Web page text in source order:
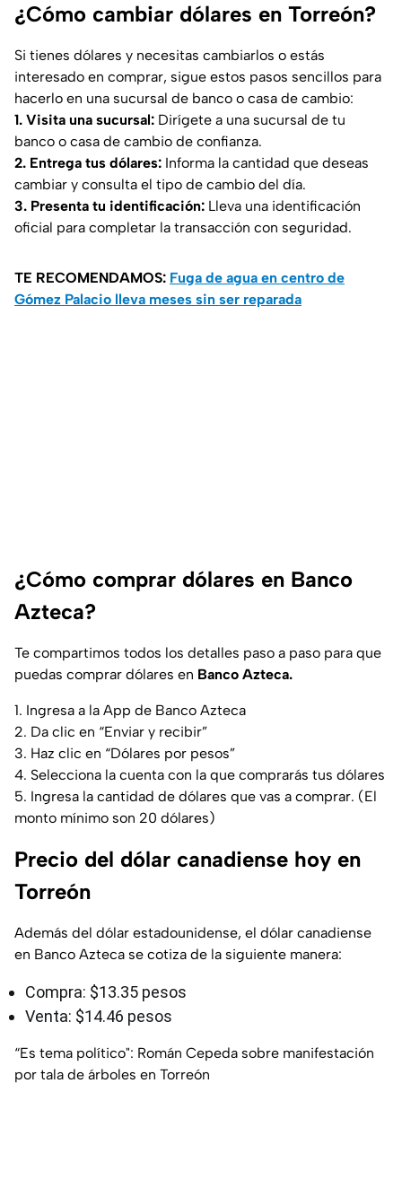
¿Cómo cambiar dólares en Torreón?
Si tienes dólares y necesitas cambiarlos o estás
interesado en comprar, sigue estos pasos sencillos para
hacerlo en una sucursal de banco o casa de cambio:
1. Visita una sucursal: Dirígete a una sucursal de tu
banco o casa de cambio de confianza.
2. Entrega tus dólares: Informa la cantidad que deseas
cambiar y consulta el tipo de cambio del día.
3. Presenta tu identificación: Lleva una identificación
oficial para completar la transacción con seguridad.
TE RECOMENDAMOS: Fuga de agua en centro de
Gómez Palacio lleva meses sin ser reparada
¿Cómo comprar dólares en Banco
Azteca?
Te compartimos todos los detalles paso a paso para que
puedas comprar dólares en Banco Azteca.
1. Ingresa a la App de Banco Azteca
2. Da clic en “Enviar y recibir”
3. Haz clic en “Dólares por pesos”
4. Selecciona la cuenta con la que comprarás tus dólares
5. Ingresa la cantidad de dólares que vas a comprar. (El
monto mínimo son 20 dólares)
Precio del dólar canadiense hoy en
Torreón
Además del dólar estadounidense, el dólar canadiense
en Banco Azteca se cotiza de la siguiente manera:
Compra: $13.35 pesos
Venta: $14.46 pesos
“Es tema político": Román Cepeda sobre manifestación
por tala de árboles en Torreón